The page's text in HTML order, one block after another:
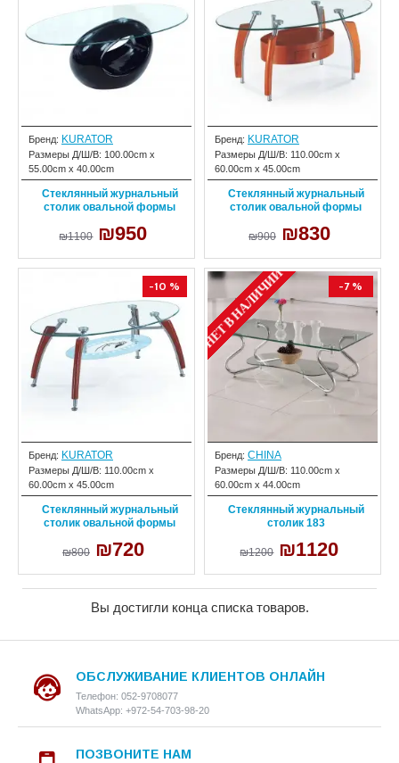
Бренд: KURATOR
Размеры Д/Ш/В: 100.00cm x
55.00cm x 40.00cm
Стеклянный журнальный
столик овальной формы
₪1100 ₪950
Бренд: KURATOR
Размеры Д/Ш/В: 110.00cm x
60.00cm x 45.00cm
Стеклянный журнальный
столик овальной формы
₪900 ₪830
-10 %
Бренд: KURATOR
Размеры Д/Ш/В: 110.00cm x
60.00cm x 45.00cm
Стеклянный журнальный
столик овальной формы
₪800 ₪720
-7 %
НЕТ В НАЛИЧИИ
Бренд: CHINA
Размеры Д/Ш/В: 110.00cm x
60.00cm x 44.00cm
Стеклянный журнальный
столик 183
₪1200 ₪1120
Вы достигли конца списка товаров.
ОБСЛУЖИВАНИЕ КЛИЕНТОВ ОНЛАЙН
Телефон: 052-9708077
WhatsApp: +972-54-703-98-20
ПОЗВОНИТЕ НАМ